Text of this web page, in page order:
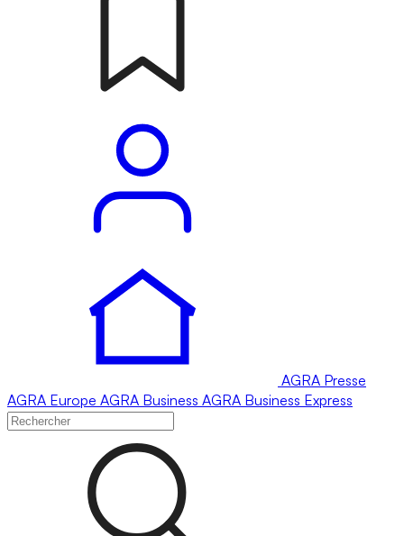
AGRA Presse
AGRA Europe AGRA Business AGRA Business Express